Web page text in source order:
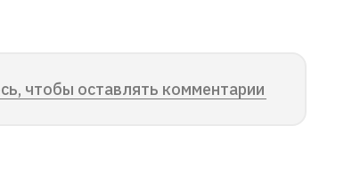
чтобы оставлять комментарии